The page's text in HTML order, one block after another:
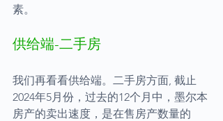
素。
供给端-二手房
我们再看看供给端。二手房方面, 截止
2024年5月份，过去的12个月中，墨尔本
房产的卖出速度，是在售房产数量的